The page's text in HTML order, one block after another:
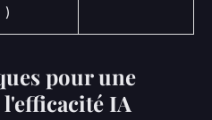
)
pour une
IA